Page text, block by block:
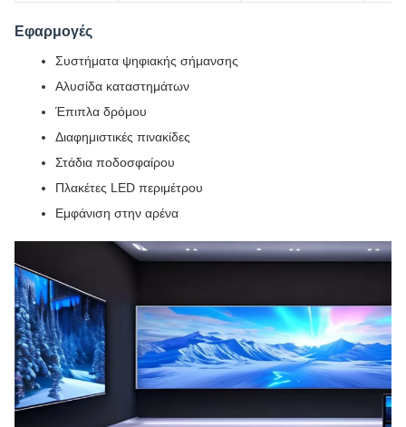
Εφαρμογές
Συστήματα ψηφιακής σήμανσης
Αλυσίδα καταστημάτων
Έπιπλα δρόμου
Διαφημιστικές πινακίδες
Στάδια ποδοσφαίρου
Πλακέτες LED περιμέτρου
Εμφάνιση στην αρένα